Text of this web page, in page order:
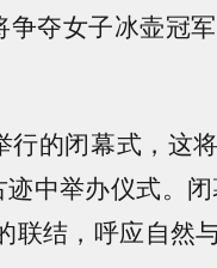
夺女子冰壶冠
的闭幕式，这
中举办仪式。闭
联结，呼应自然